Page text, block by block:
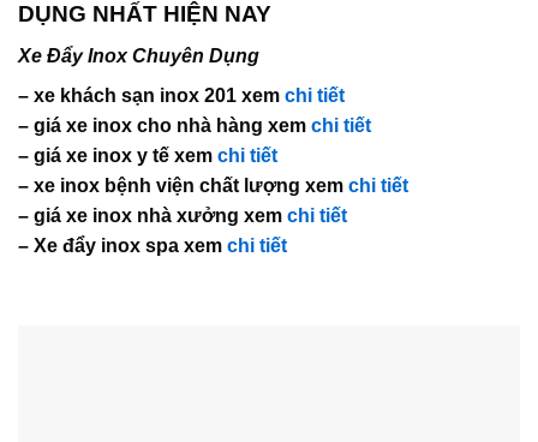
DỤNG NHẤT HIỆN NAY
Xe Đẩy Inox Chuyên Dụng
– xe khách sạn inox 201 xem chi tiết
– giá xe inox cho nhà hàng xem chi tiết
– giá xe inox y tế xem chi tiết
– xe inox bệnh viện chất lượng xem chi tiết
– giá xe inox nhà xưởng xem chi tiết
– Xe đẩy inox spa xem chi tiết